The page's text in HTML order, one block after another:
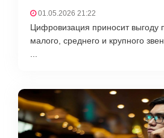
01.05.2026 21:22
Цифровизация приносит выгоду
малого, среднего и крупного